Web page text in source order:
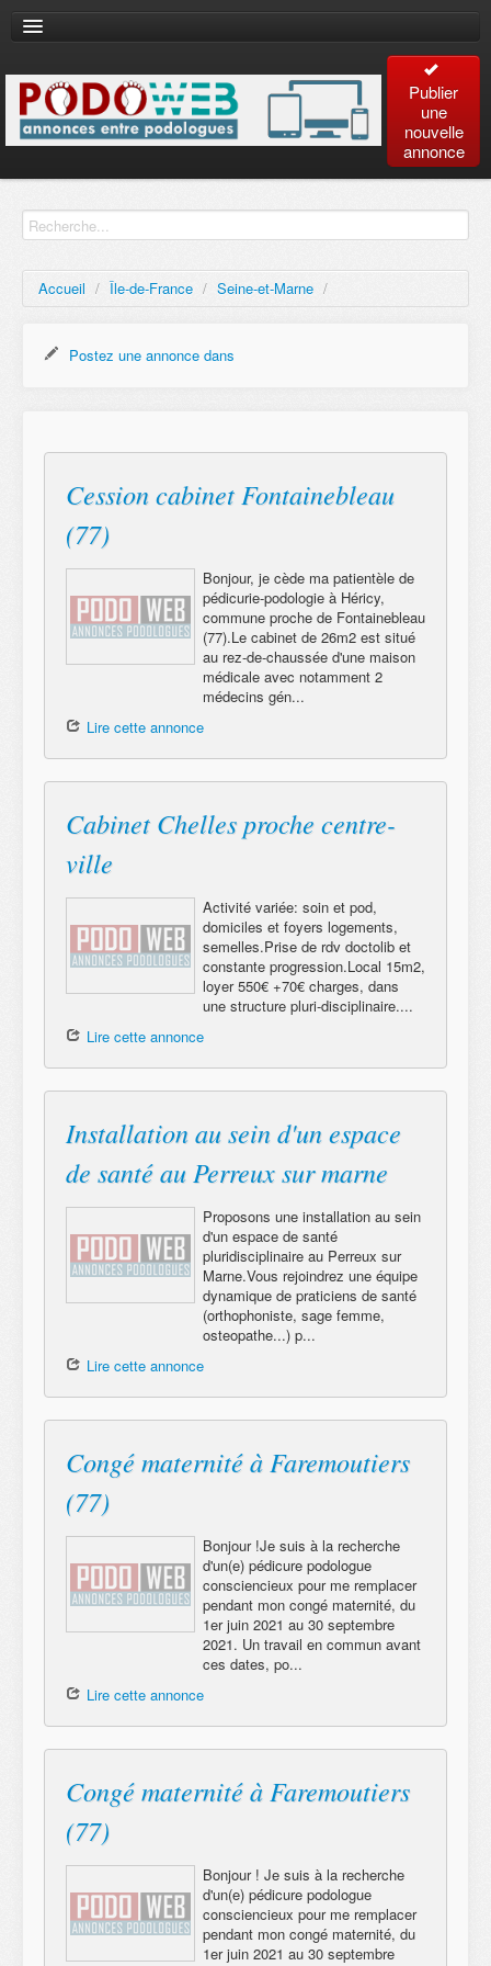
Publier
une
nouvelle
annonce
Accueil / Île-de-France / Seine-et-Marne /
Postez une annonce dans
Cession cabinet Fontainebleau
(77)
Bonjour, je cède ma patientèle de
pédicurie-podologie à Héricy,
commune proche de Fontainebleau
(77).Le cabinet de 26m2 est situé
au rez-de-chaussée d'une maison
médicale avec notamment 2
médecins gén...
Lire cette annonce
Cabinet Chelles proche centre-
ville
Activité variée: soin et pod,
domiciles et foyers logements,
semelles.Prise de rdv doctolib et
constante progression.Local 15m2,
loyer 550€ +70€ charges, dans
une structure pluri-disciplinaire....
Lire cette annonce
Installation au sein d'un espace
de santé au Perreux sur marne
Proposons une installation au sein
d'un espace de santé
pluridisciplinaire au Perreux sur
Marne.Vous rejoindrez une équipe
dynamique de praticiens de santé
(orthophoniste, sage femme,
osteopathe...) p...
Lire cette annonce
Congé maternité à Faremoutiers
(77)
Bonjour !Je suis à la recherche
d'un(e) pédicure podologue
consciencieux pour me remplacer
pendant mon congé maternité, du
1er juin 2021 au 30 septembre
2021. Un travail en commun avant
ces dates, po...
Lire cette annonce
Congé maternité à Faremoutiers
(77)
Bonjour ! Je suis à la recherche
d'un(e) pédicure podologue
consciencieux pour me remplacer
pendant mon congé maternité, du
1er juin 2021 au 30 septembre